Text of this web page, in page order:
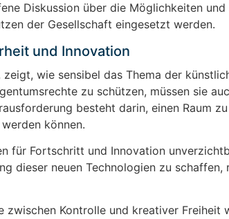
Diskussion über die Möglichkeiten
der Gesellschaft eingesetzt werden.
und Innovation
wie sensibel das Thema der
zu schützen, müssen sie
besteht darin, einen Raum
können.
für Fortschritt und Innovation
dieser neuen Technologien zu
zwischen Kontrolle und kreativer Freiheit